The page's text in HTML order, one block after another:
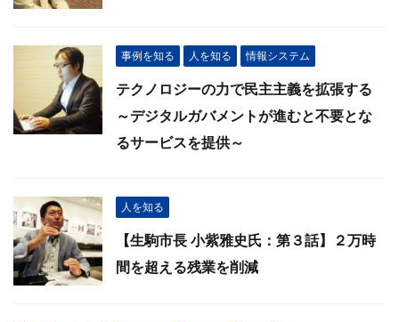
事例を知る 人を知る 情報システム
テクノロジーの力で民主主義を拡張する
～デジタルガバメントが進むと不要とな
るサービスを提供～
人を知る
【生駒市長 小紫雅史氏：第３話】２万時
間を超える残業を削減